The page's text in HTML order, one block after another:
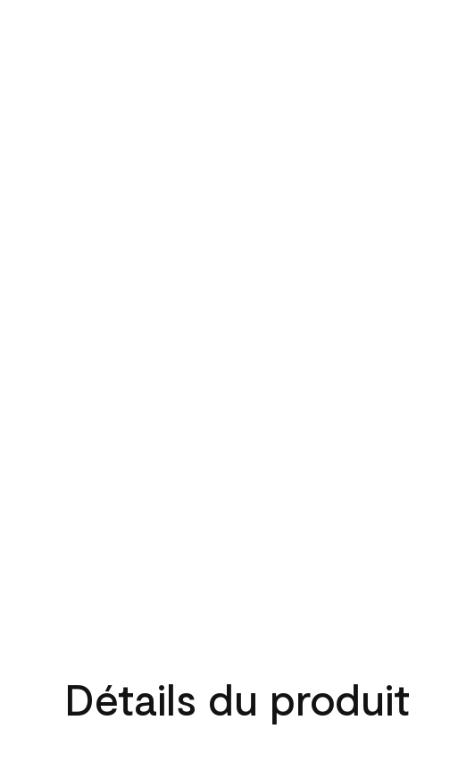
Détails du produit